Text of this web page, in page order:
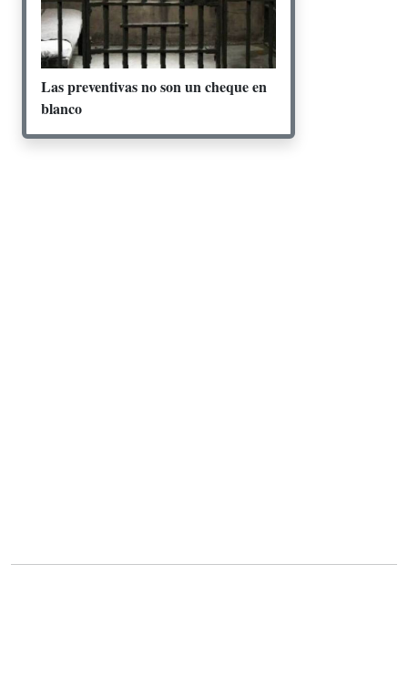
Las preventivas no son un cheque en
blanco